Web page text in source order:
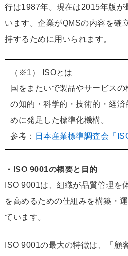
行は1987年。現在は2015年版が
います。企業がQMSの内容を確
持するために用いられます。
（※1） ISOとは
国をまたいで製品やサービス
の知的・科学的・技術的・経済
めに発足した標準化機構。
参考：
日本産業標準調査会「
・ISO 9001の概要と目的
ISO 9001は、組織が品質管理を
を高めるための仕組みを構築・
ています。
ISO 9001の最大の特徴は、「顧